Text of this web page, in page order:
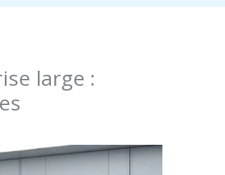
large :